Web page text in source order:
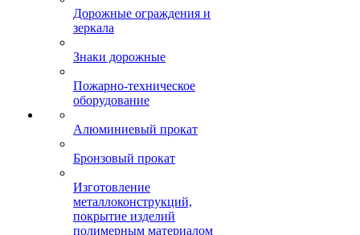
Дорожные ограждения и
зеркала
Знаки дорожные
Пожарно-техническое
оборудование
Алюминиевый прокат
Бронзовый прокат
Изготовление
металлоконструкций,
покрытие изделий
полимерным материалом